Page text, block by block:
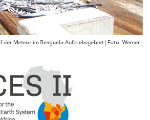
der Meteor im Benguela-Auftriebsgebiet | Foto: Werner